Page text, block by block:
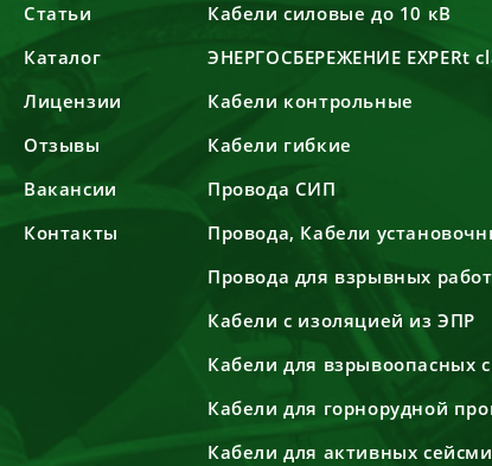
Статьи
Каталог
Лицензии
Отзывы
Вакансии
Контакты
Кабели силовые до 10 кВ
ЭНЕРГОСБЕРЕЖЕНИЕ EXPERt
Кабели контрольные
Кабели гибкие
Провода СИП
Провода, Кабели
Провода для взрывных
Кабели с изоляцией из ЭПР
Кабели для взрывоопасных
Кабели для горнорудной
Кабели для активных